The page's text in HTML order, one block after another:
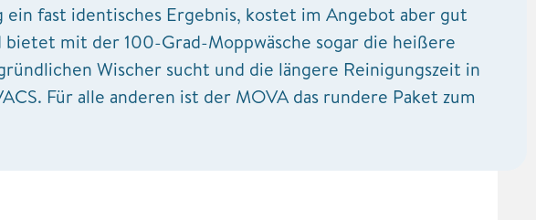
fast identisches Ergebnis, kostet im Angebot aber gut
bietet mit der 100-Grad-Moppwäsche sogar die heißere
Wischer sucht und die längere Reinigungszeit in
Für alle anderen ist der MOVA das rundere Paket zum